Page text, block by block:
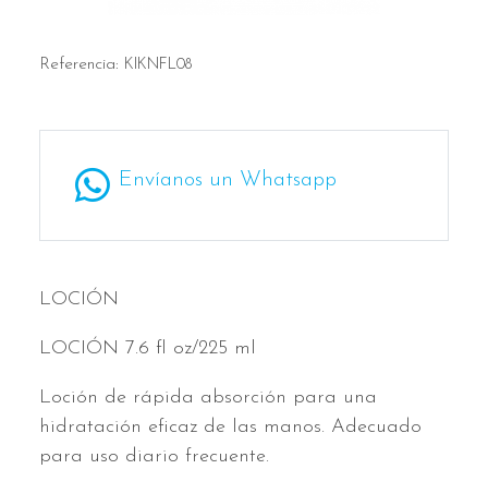
Referencia: KIKNFL08
Envíanos un Whatsapp
LOCIÓN
LOCIÓN 7.6 fl oz/225 ml
Loción de rápida absorción para una
hidratación eficaz de las manos. Adecuado
para uso diario frecuente.